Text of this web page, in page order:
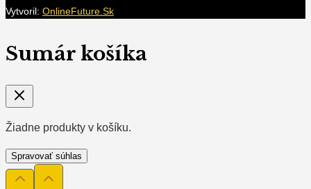
Vytvoril: OnlineFuture.Sk
Sumár košíka
Žiadne produkty v košíku.
Spravovať súhlas